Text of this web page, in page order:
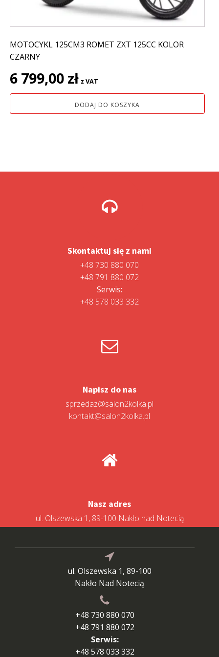
MOTOCYKL 125CM3 ROMET ZXT 125CC KOLOR
CZARNY
6 799,00 zł z VAT
DODAJ DO KOSZYKA
Skontaktuj się z nami
+48 730 880 070
+48 791 880 072
Serwis:
+48 578 033 332
Napisz do nas
sprzedaz@salon2kolka.pl
kontakt@salon2kolka.pl
Nasz adres
ul. Olszewska 1, 89-100 Nakło nad Notecią
ul. Olszewska 1, 89-100
Nakło Nad Notecią
+48 730 880 070
+48 791 880 072
Serwis:
+48 578 033 332